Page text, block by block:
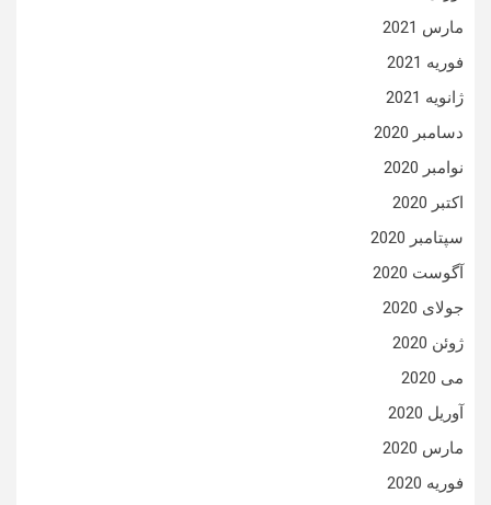
مارس 2021
فوریه 2021
ژانویه 2021
دسامبر 2020
نوامبر 2020
اکتبر 2020
سپتامبر 2020
آگوست 2020
جولای 2020
ژوئن 2020
می 2020
آوریل 2020
مارس 2020
فوریه 2020